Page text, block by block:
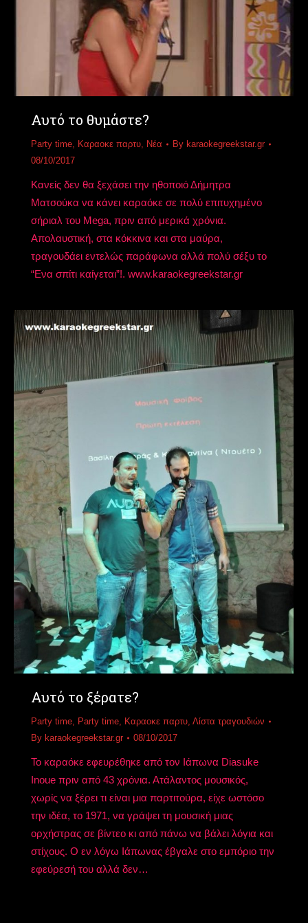
Αυτό το θυμάστε?
Party time Καραοκε παρτυ Νέα By karaokegreekstar.gr
08/10/2017
Kανείς δεν θα ξεχάσει την ηθοποιό Δήμητρα
Ματσούκα να κάνει καραόκε σε πολύ επιτυχημένο
σήριαλ του Mega, πριν από μερικά χρόνια.
Απολαυστική, στα κόκκινα και στα μαύρα,
τραγουδάει εντελώς παράφωνα αλλά πολύ σέξυ το
“Ενα σπίτι καίγεται”!. www.karaokegreekstar.gr
Αυτό το ξέρατε?
Party time Party time Καραοκε παρτυ Λίστα τραγουδιών
By karaokegreekstar.gr 08/10/2017
Το καραόκε εφευρέθηκε από τον Ιάπωνα Diasuke
Inoue πριν από 43 χρόνια. Ατάλαντος μουσικός,
χωρίς να ξέρει τι είναι μια παρτιτούρα, είχε ωστόσο
την ιδέα, το 1971, να γράψει τη μουσική μιας
ορχήστρας σε βίντεο κι από πάνω να βάλει λόγια και
στίχους. Ο εν λόγω Ιάπωνας έβγαλε στο εμπόριο την
εφεύρεσή του αλλά δεν…